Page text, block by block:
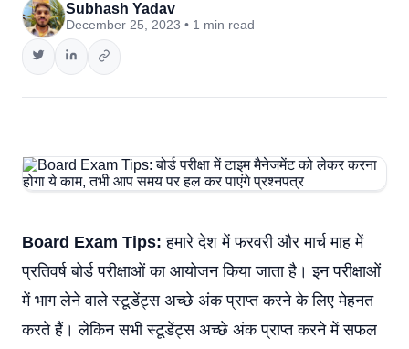
Subhash Yadav
December 25, 2023 • 1 min read
Board Exam Tips: हमारे देश में फरवरी और मार्च माह में
प्रतिवर्ष बोर्ड परीक्षाओं का आयोजन किया जाता है। इन परीक्षाओं
में भाग लेने वाले स्टूडेंट्स अच्छे अंक प्राप्त करने के लिए मेहनत
करते हैं। लेकिन सभी स्टूडेंट्स अच्छे अंक प्राप्त करने में सफल